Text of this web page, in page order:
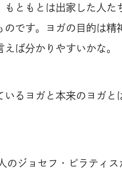
もともとは出家した人た
です。ヨガの目的は精
ば分かりやすいかな。
るヨガと本来のヨガと
のジョセフ・ピラティス